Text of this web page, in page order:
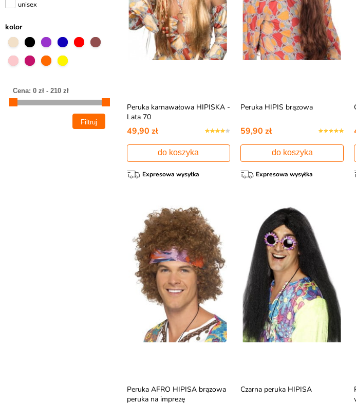
Peruka karnawałowa HIPISKA -
Lata 70
49,90 zł
do koszyka
Expresowa wysyłka
Peruka HIPIS brązowa
59,90 zł
do koszyka
Expresowa wysyłka
Peruka AFRO HIPISA brązowa
peruka na imprezę
Czarna peruka HIPISA
unisex
kolor